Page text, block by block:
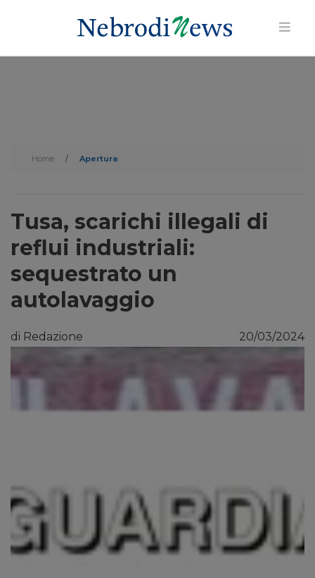
Home / Apertura
Tusa, scarichi illegali di
reflui industriali:
sequestrato un
autolavaggio
di Redazione 20/03/2024